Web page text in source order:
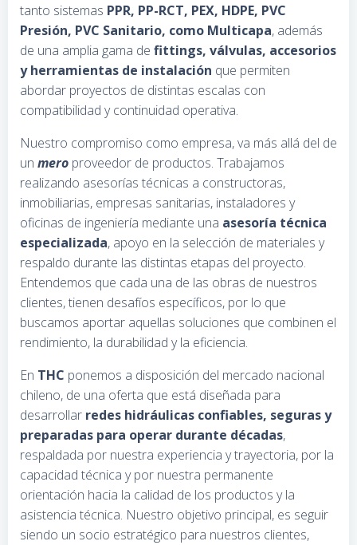
tanto sistemas PPR, PP-RCT, PEX, HDPE, PVC
Presión, PVC Sanitario, como Multicapa, además
de una amplia gama de fittings, válvulas, accesorios
y herramientas de instalación que permiten
abordar proyectos de distintas escalas con
compatibilidad y continuidad operativa.
Nuestro compromiso como empresa, va más allá del de
un mero proveedor de productos. Trabajamos
realizando asesorías técnicas a constructoras,
inmobiliarias, empresas sanitarias, instaladores y
oficinas de ingeniería mediante una asesoría técnica
especializada, apoyo en la selección de materiales y
respaldo durante las distintas etapas del proyecto.
Entendemos que cada una de las obras de nuestros
clientes, tienen desafíos específicos, por lo que
buscamos aportar aquellas soluciones que combinen el
rendimiento, la durabilidad y la eficiencia.
En THC ponemos a disposición del mercado nacional
chileno, de una oferta que está diseñada para
desarrollar redes hidráulicas confiables, seguras y
preparadas para operar durante décadas,
respaldada por nuestra experiencia y trayectoria, por la
capacidad técnica y por nuestra permanente
orientación hacia la calidad de los productos y la
asistencia técnica. Nuestro objetivo principal, es seguir
siendo un socio estratégico para nuestros clientes,